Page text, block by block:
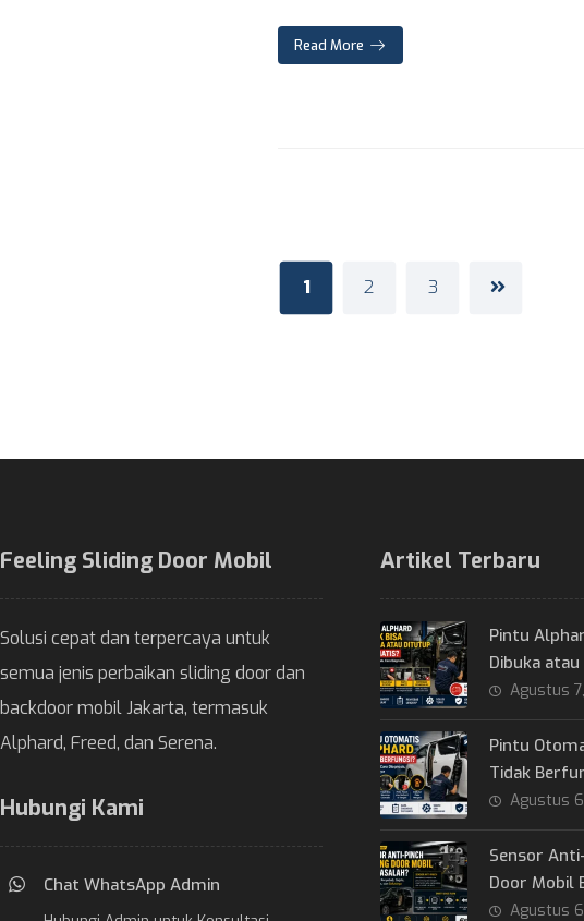
Read More
1 2 3
Feeling Sliding Door Mobil
Solusi cepat dan terpercaya untuk
semua jenis perbaikan sliding door dan
backdoor mobil Jakarta, termasuk
Alphard, Freed, dan Serena.
Hubungi Kami
Chat WhatsApp Admin
Artikel Terbaru
Pintu
Dibuka
Penyebab &
Agustus
Pintu
Tidak
Agustus
Sensor
Door Mobil
Agustus